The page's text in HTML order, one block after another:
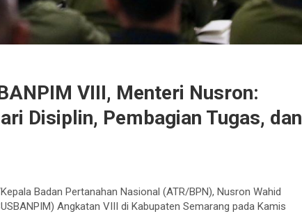
VIII, Menteri Nusron:
Disiplin, Pembagian Tugas, dan
Badan Pertanahan Nasional (ATR/BPN), Nusron Wahid
Angkatan VIII di Kabupaten Semarang pada Kamis